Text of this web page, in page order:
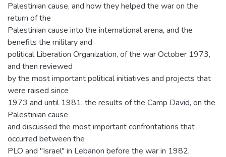
Palestinian cause, and how they helped the war on the
return of the
Palestinian cause into the international arena, and the
benefits the military and
political Liberation Organization, of the war October 1973,
and then reviewed
by the most important political initiatives and projects that
were raised since
1973 and until 1981, the results of the Camp David, on the
Palestinian cause
and discussed the most important confrontations that
occurred between the
PLO and "Israel" in Lebanon before the war in 1982,